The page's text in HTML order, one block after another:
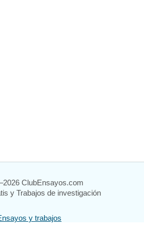
ClubEnsayos.com
y Trabajos de investigación
y trabajos